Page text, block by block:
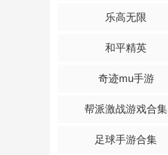
乐高无限
和平精英
奇迹mu手游
帮派激战游戏合集
足球手游合集